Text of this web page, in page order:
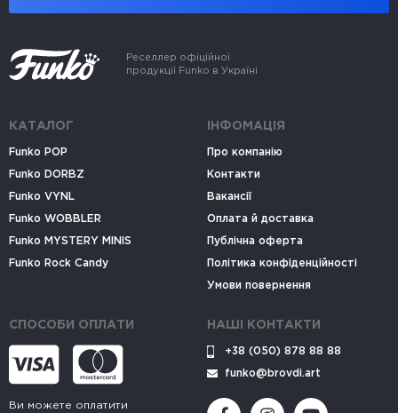
Реселлер офіційної
продукції Funko в Україні
КАТАЛОГ
Funko POP
Funko DORBZ
Funko VYNL
Funko WOBBLER
Funko MYSTERY MINIS
Funko Rock Candy
ІНФОМАЦІЯ
Про компанію
Контакти
Вакансії
Оплата й доставка
Публічна оферта
Політика конфіденційності
Умови повернення
СПОСОБИ ОПЛАТИ
Ви можете оплатити
НАШІ КОНТАКТИ
+38 (050) 878 88 88
funko@brovdi.art